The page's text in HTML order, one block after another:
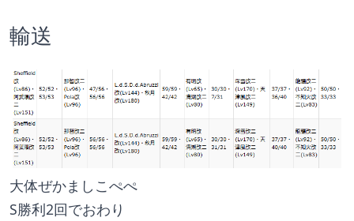
輸送
大体ぜかましこぺぺ
S勝利2回でおわり